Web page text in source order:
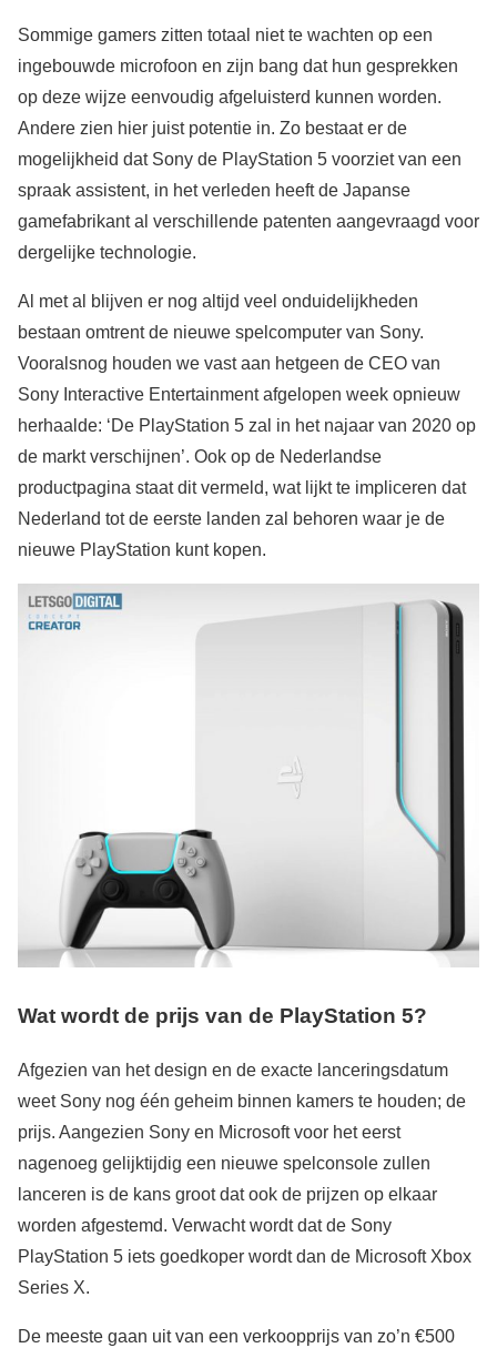
Sommige gamers zitten totaal niet te wachten op een
ingebouwde microfoon en zijn bang dat hun gesprekken
op deze wijze eenvoudig afgeluisterd kunnen worden.
Andere zien hier juist potentie in. Zo bestaat er de
mogelijkheid dat Sony de PlayStation 5 voorziet van een
spraak assistent, in het verleden heeft de Japanse
gamefabrikant al verschillende patenten aangevraagd voor
dergelijke technologie.
Al met al blijven er nog altijd veel onduidelijkheden
bestaan omtrent de nieuwe spelcomputer van Sony.
Vooralsnog houden we vast aan hetgeen de CEO van
Sony Interactive Entertainment afgelopen week opnieuw
herhaalde: ‘De PlayStation 5 zal in het najaar van 2020 op
de markt verschijnen’. Ook op de Nederlandse
productpagina staat dit vermeld, wat lijkt te impliceren dat
Nederland tot de eerste landen zal behoren waar je de
nieuwe PlayStation kunt kopen.
Wat wordt de prijs van de PlayStation 5?
Afgezien van het design en de exacte lanceringsdatum
weet Sony nog één geheim binnen kamers te houden; de
prijs. Aangezien Sony en Microsoft voor het eerst
nagenoeg gelijktijdig een nieuwe spelconsole zullen
lanceren is de kans groot dat ook de prijzen op elkaar
worden afgestemd. Verwacht wordt dat de Sony
PlayStation 5 iets goedkoper wordt dan de Microsoft Xbox
Series X.
De meeste gaan uit van een verkoopprijs van zo’n €500